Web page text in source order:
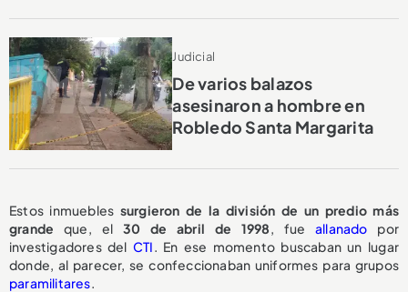
Judicial
De varios balazos
asesinaron a hombre en
Robledo Santa Margarita
Estos inmuebles surgieron de la división de un predio más
grande que, el 30 de abril de 1998, fueallanado por
investigadores del CTI. En ese momento buscaban un lugar
donde, al parecer, se confeccionaban uniformes para grupos
paramilitares.